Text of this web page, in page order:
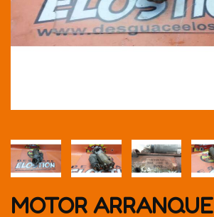
MOTOR ARRANQUE